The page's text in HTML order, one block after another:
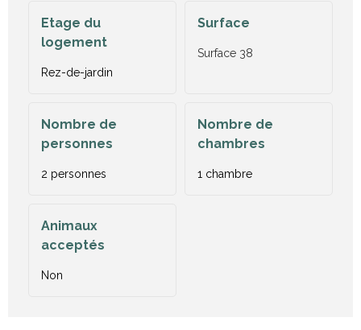
Etage du
logement
Rez-de-jardin
Surface
Surface 38
Nombre de
personnes
2 personnes
Nombre de
chambres
1 chambre
Animaux
acceptés
Non